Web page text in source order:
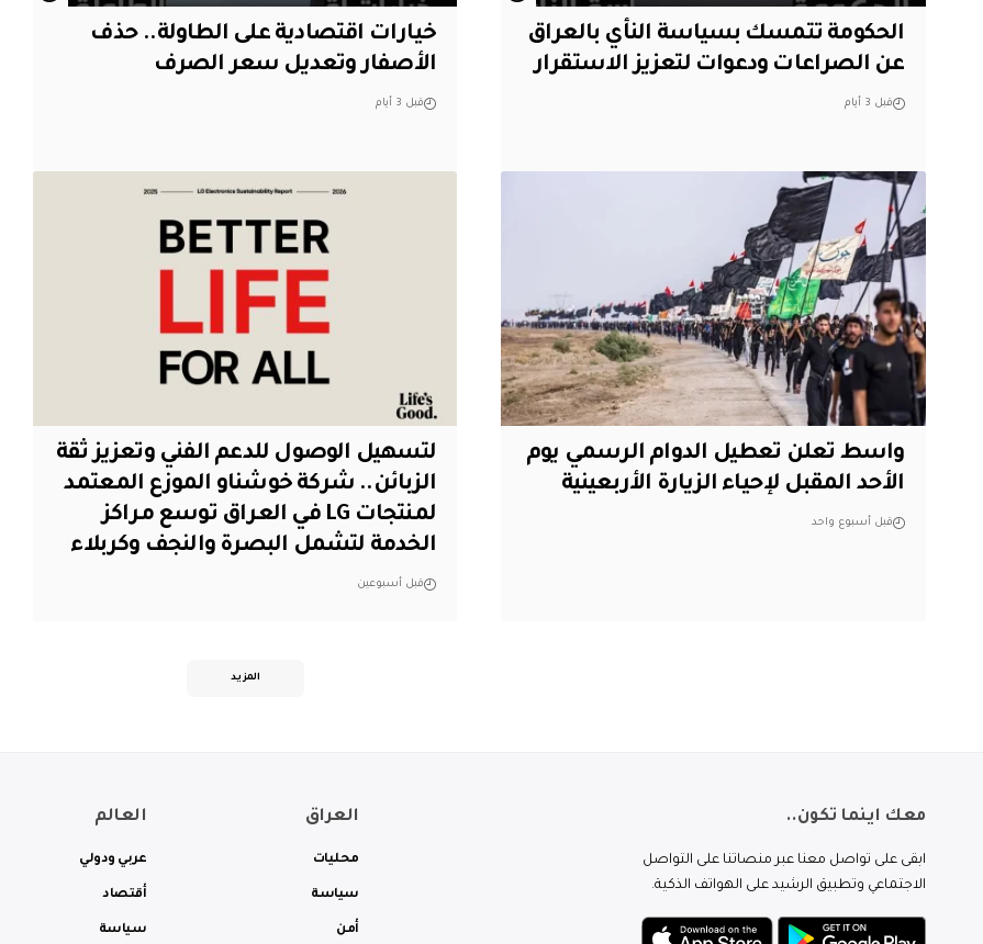
الحكومة تتمسك بسياسة النأي بالعراق
عن الصراعات ودعوات لتعزيز الاستقرار
قبل 3 أيام
خيارات اقتصادية على الطاولة.. حذف
الأصفار وتعديل سعر الصرف
قبل 3 أيام
واسط تعلن تعطيل الدوام الرسمي يوم
الأحد المقبل لإحياء الزيارة الأربعينية
قبل أسبوع واحد
لتسهيل الوصول للدعم الفني وتعزيز ثقة
الزبائن.. شركة خوشناو الموزع المعتمد
لمنتجات LG في العراق توسع مراكز
الخدمة لتشمل البصرة والنجف وكربلاء
قبل أسبوعين
المزيد
معك اينما تكون..
ابقى على تواصل معنا عبر منصاتنا على التواصل
الاجتماعي وتطبيق الرشيد على الهواتف الذكية.
العراق
محليات
سياسة
أمن
العالم
عربي ودولي
أقتصاد
سياسة